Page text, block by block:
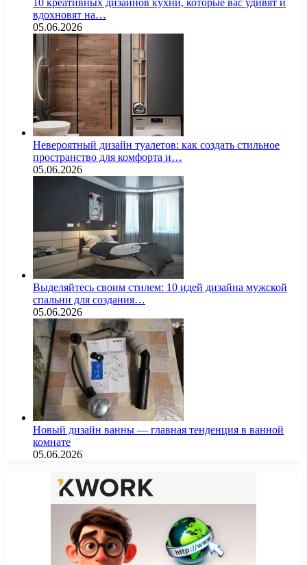
10 креативных дизайнов кухни, которые вас удивят и
вдохновят на…
05.06.2026
Невероятный дизайн туалетов: как создать стильное
пространство для комфорта и…
05.06.2026
Выделяйтесь своим стилем: 10 идей дизайна мужской
спальни для создания…
05.06.2026
Новый дизайн ванны — главная тенденция в ванной
комнате
05.06.2026